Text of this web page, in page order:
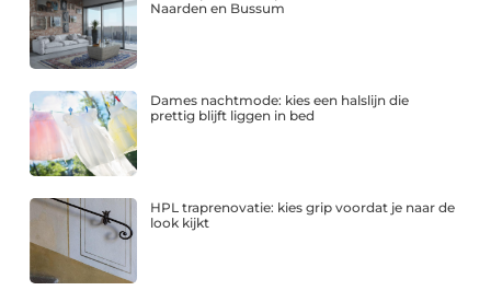
Naarden en Bussum
Dames nachtmode: kies een halslijn die
prettig blijft liggen in bed
HPL traprenovatie: kies grip voordat je naar de
look kijkt